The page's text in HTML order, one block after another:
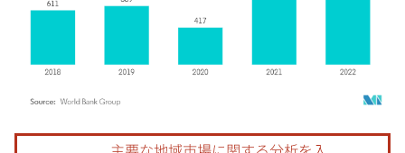
画像 © Mordor Intelligence。再利用にはCC BY 4.0の表示が必要です。